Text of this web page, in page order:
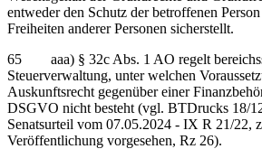
entweder den Schutz der betroffenen
Freiheiten anderer Personen sicherstellt.
65 aaa) § 32c Abs. 1 AO regelt
Steuerverwaltung, unter welchen
Auskunftsrecht gegenüber einer
DSGVO nicht besteht (vgl. BTDrucks 18/
Senatsurteil vom 07.05.2024 - IX R 21/22,
Veröffentlichung vorgesehen, Rz 26).